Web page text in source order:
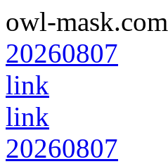
owl-mask.com
20260807
link
link
20260807